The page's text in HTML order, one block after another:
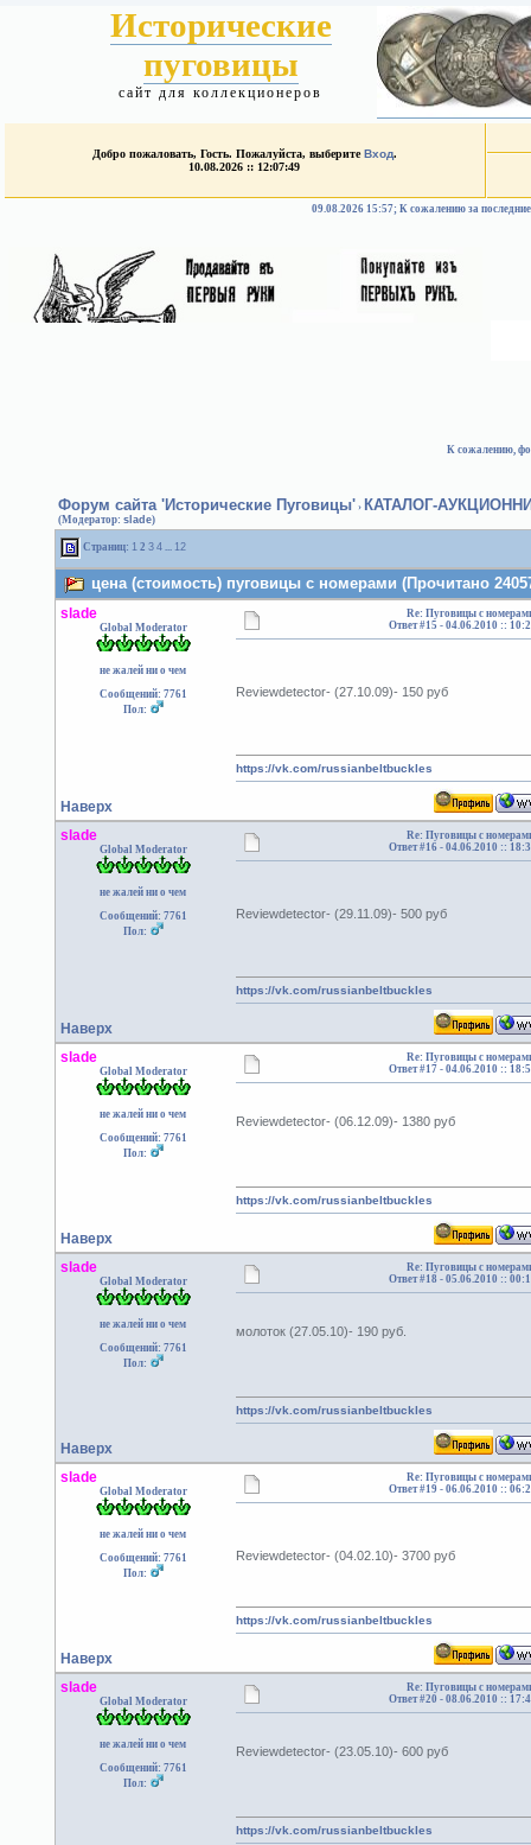
Исторические
пуговицы
сайт для коллекционеров
Добро пожаловать, Гость. Пожалуйста, выберитеВход.
10.08.2026 :: 12:07:49
09.08.2026 15:57; К сожалению за
К сожалению,
Форум сайта 'Исторические Пуговицы' › КАТАЛОГ-
(Модератор: slade)
Страниц: 1 2 3 4 ... 12
цена (стоимость) пуговицы с номерами (Прочитано
slade
Global Moderator
не жалей ни о чем
Сообщений: 7761
Пол:
Re: Пуговицы с
Ответ #15 - 04.06.2010 ::
Reviewdetector- (27.10.09)- 150 руб
Наверх
https://vk.com/russianbeltbuckles
slade
Global Moderator
не жалей ни о чем
Сообщений: 7761
Пол:
Re: Пуговицы с
Ответ #16 - 04.06.2010 ::
Reviewdetector- (29.11.09)- 500 руб
Наверх
https://vk.com/russianbeltbuckles
slade
Global Moderator
не жалей ни о чем
Сообщений: 7761
Пол:
Re: Пуговицы с
Ответ #17 - 04.06.2010 ::
Reviewdetector- (06.12.09)- 1380 руб
Наверх
https://vk.com/russianbeltbuckles
slade
Global Moderator
не жалей ни о чем
Сообщений: 7761
Пол:
Re: Пуговицы с
Ответ #18 - 05.06.2010 ::
молоток (27.05.10)- 190 руб.
Наверх
https://vk.com/russianbeltbuckles
slade
Global Moderator
не жалей ни о чем
Сообщений: 7761
Пол:
Re: Пуговицы с
Ответ #19 - 06.06.2010 ::
Reviewdetector- (04.02.10)- 3700 руб
Наверх
https://vk.com/russianbeltbuckles
slade
Global Moderator
не жалей ни о чем
Сообщений: 7761
Пол:
Re: Пуговицы с
Ответ #20 - 08.06.2010 ::
Reviewdetector- (23.05.10)- 600 руб
https://vk.com/russianbeltbuckles